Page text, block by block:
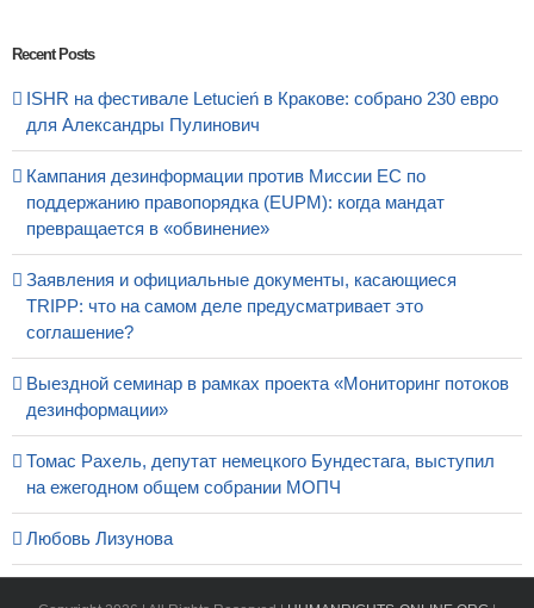
Recent Posts
ISHR на фестивале Letucień в Кракове: собрано 230 евро
для Александры Пулинович
Кампания дезинформации против Миссии ЕС по
поддержанию правопорядка (EUPM): когда мандат
превращается в «обвинение»
Заявления и официальные документы, касающиеся
TRIPP: что на самом деле предусматривает это
соглашение?
Выездной семинар в рамках проекта «Мониторинг потоков
дезинформации»
Томас Рахель, депутат немецкого Бундестага, выступил
на ежегодном общем собрании МОПЧ
Любовь Лизунова